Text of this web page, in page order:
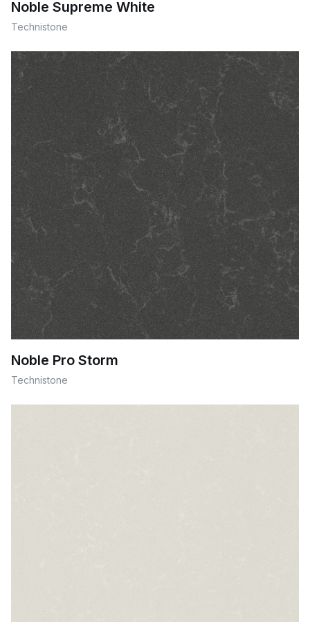
Noble Supreme White
Technistone
Noble Pro Storm
Technistone